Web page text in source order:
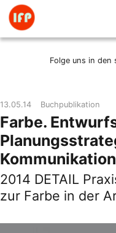
Zum
Inhalt
springen
Farbpsychologie
Axel Buether
Kontakt
Folge uns in den
13.05.14 Buchpublikation
Farbe.
Kommunikation
2014 DETAIL
zur Farbe in der